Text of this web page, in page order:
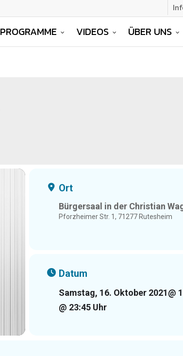
PROGRAMME VIDEOS ÜBER UNS
Ort
Bürgersaal in der Christian
Pforzheimer Str. 1, 71277 Rutesheim
Datum
Samstag, 16. Oktober 2021@
@ 23:45 Uhr